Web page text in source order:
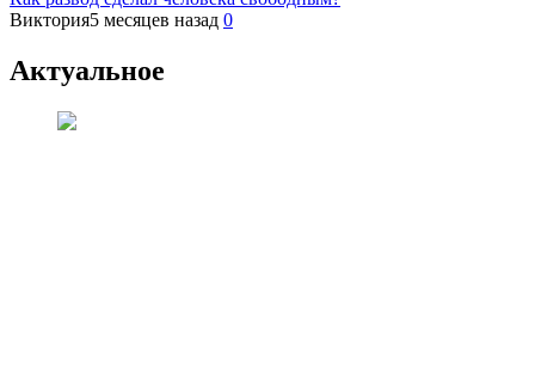
Виктория5 месяцев назад 0
Актуальное